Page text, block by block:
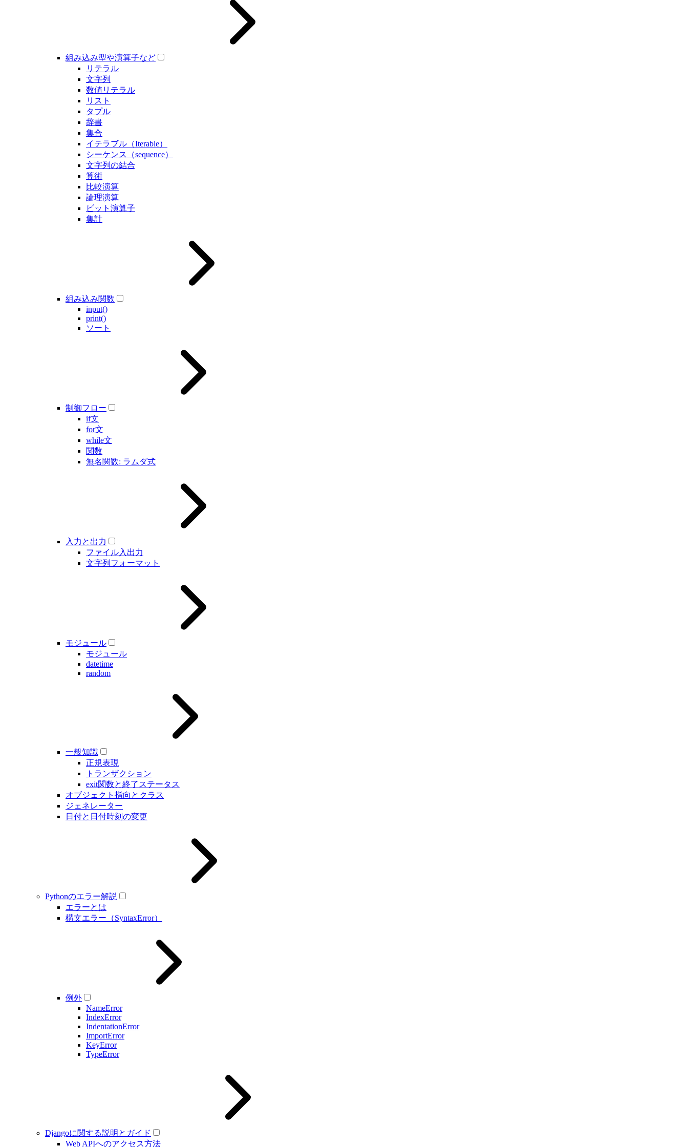
組み込み型や演算子など
リテラル
文字列
数値リテラル
リスト
タプル
辞書
集合
イテラブル（Iterable）
シーケンス（sequence）
文字列の結合
算術
比較演算
論理演算
ビット演算子
集計
組み込み関数
input()
print()
ソート
制御フロー
if文
for文
while文
関数
無名関数: ラムダ式
入力と出力
ファイル入出力
文字列フォーマット
モジュール
モジュール
datetime
random
一般知識
正規表現
トランザクション
exit関数と終了ステータス
オブジェクト指向とクラス
ジェネレーター
日付と日付時刻の変更
Pythonのエラー解説
エラーとは
構文エラー（SyntaxError）
例外
NameError
IndexError
IndentationError
ImportError
KeyError
TypeError
Djangoに関する説明とガイド
Web APIへのアクセス方法